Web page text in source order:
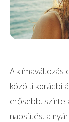
A klímaváltozás
közötti korábbi
erősebb, szinte
napsütés, a